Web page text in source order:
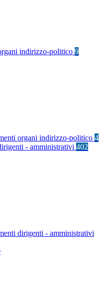
indirizzo-politico 9
organi indirizzo-politico 4
- amministrativi 402
dirigenti - amministrativi